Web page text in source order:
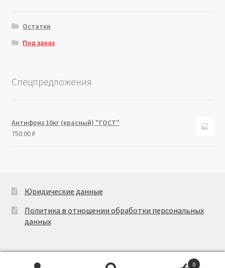
Остатки
Под заказ
Спецпредложения
Антифриз 10кг (красный) "ГОСТ"
750.00₽
Юридические данные
Политика в отношении обработки персональных
данных
0